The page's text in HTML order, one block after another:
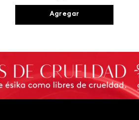
Agregar